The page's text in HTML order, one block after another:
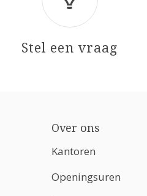
Stel een vraag
Over ons
Kantoren
Openingsuren